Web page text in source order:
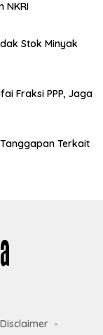
NKRI
Stok Minyak
Fraksi PPP, Jaga
Terkait
Disclaimer